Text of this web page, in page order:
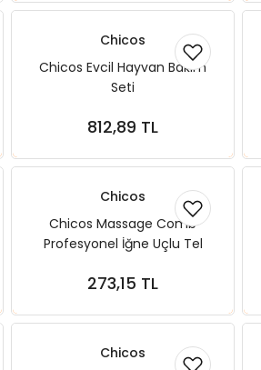
Chicos
Chicos Evcil Hayvan Bakım
Seti
812,89 TL
Sepete Ekle
Chicos
Chicos Massage Comb
Profesyonel İğne Uçlu Tel
273,15 TL
Sepete Ekle
Chicos